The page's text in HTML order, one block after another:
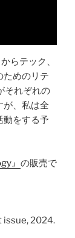
らテック、
ためのリテ
それぞれの
が、私は全
動をする予
』 の販売で
issue, 2024.